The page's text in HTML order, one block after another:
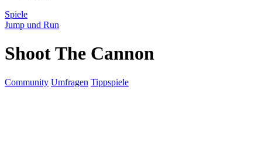
Spiele
Jump und Run
Shoot The Cannon
Community Umfragen Tippspiele